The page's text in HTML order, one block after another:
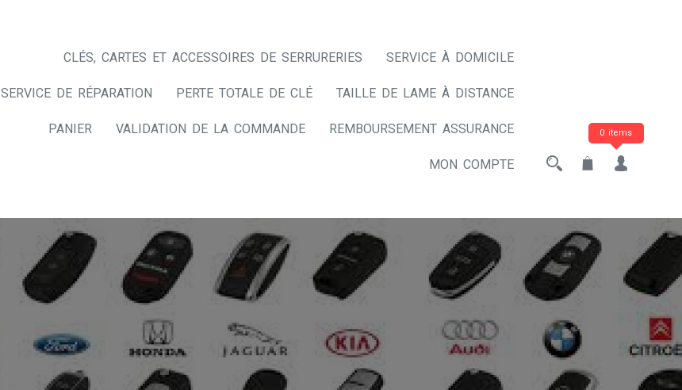
CLÉS, CARTES ET ACCESSOIRES DE SERRURERIES SERVICE À DOMICILE
SERVICE DE RÉPARATION PERTE TOTALE DE CLÉ TAILLE DE LAME À DISTANCE
PANIER VALIDATION DE LA COMMANDE REMBOURSEMENT ASSURANCE
MON COMPTE
0 items